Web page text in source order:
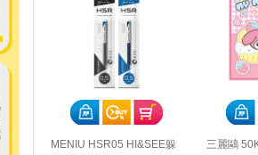
MENIU HSR05 HI&SEE躲
三麗鷗